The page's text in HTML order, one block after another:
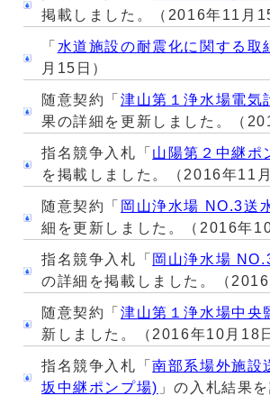
掲載しました。（2016年11月
「 水道施設の耐震化に関する取
月15日）
随意契約「 津山第１浄水場電気
果の詳細を更新しました。（
指名競争入札「 山陽第２中継ポ
を掲載しました。（2016年11月
随意契約「 岡山浄水場 NO.3送
細を更新しました。（2016年
指名競争入札「 岡山浄水場
の詳細を掲載しました。（
随意契約「 津山第１浄水場中央
新しました。（2016年10月18
指名競争入札「南部系場外施設
坂中継ポンプ場) 」の入札結果